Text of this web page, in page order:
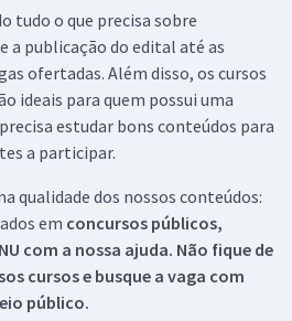
tudo o que precisa sobre
a publicação do edital até as
ofertadas. Além disso, os cursos
ideais para quem possui uma
estudar bons conteúdos para
a participar.
qualidade dos nossos conteúdos:
em concursos públicos,
com a nossa ajuda. Não fique de
cursos e busque a vaga com
público.